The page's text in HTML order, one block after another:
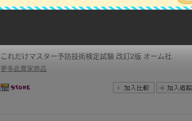
これだけマスター予防技術検定試験 改訂2版 オーム社
更多此賣家商品